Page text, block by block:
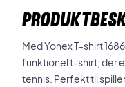
Med Yonex T-shirt
funktionel t-shirt, der
tennis. Perfekt til